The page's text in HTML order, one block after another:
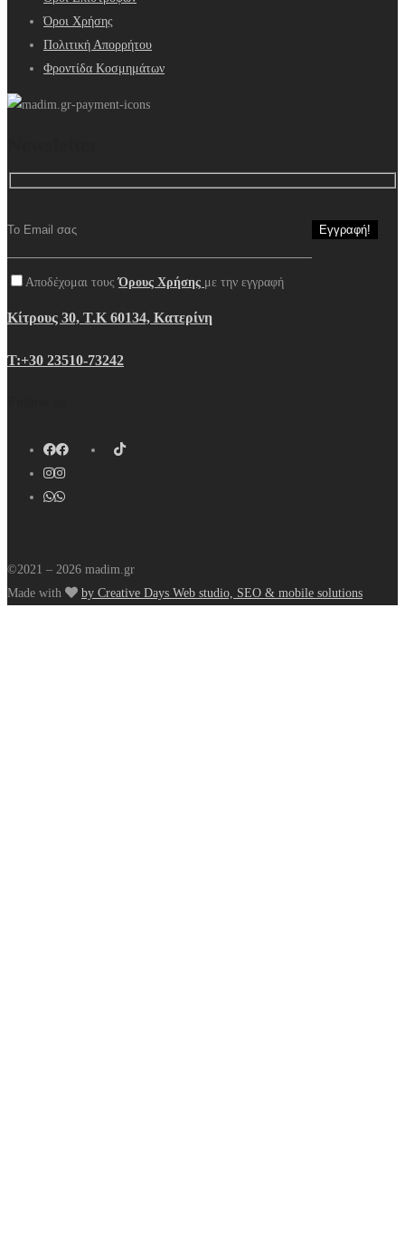
Όροι Χρήσης
Πολιτική Απορρήτου
Φροντίδα Κοσμημάτων
Αποδέχομαι τουςΌρους Χρήσης με την εγγραφή
Κίτρους 30, Τ.Κ 60134, Κατερίνη
Τ:+30 23510-73242
©2021 – 2026 madim.gr
Made with
by Creative Days Web studio, SEO & mobile solutions